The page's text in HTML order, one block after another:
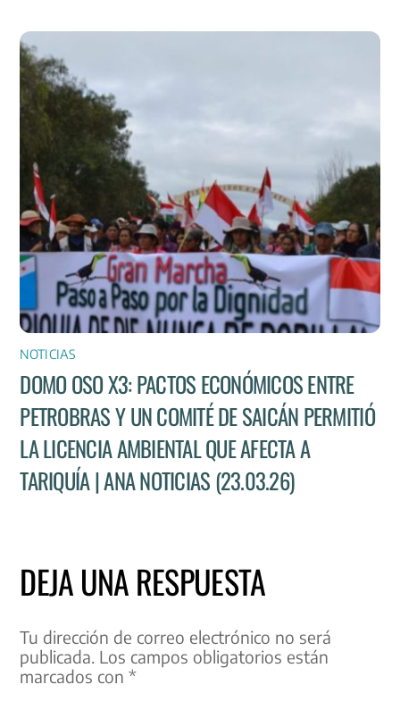
NOTICIAS
DOMO OSO X3: PACTOS ECONÓMICOS ENTRE
PETROBRAS Y UN COMITÉ DE SAICÁN PERMITIÓ
LA LICENCIA AMBIENTAL QUE AFECTA A
TARIQUÍA | ANA NOTICIAS (23.03.26)
DEJA UNA RESPUESTA
Tu dirección de correo electrónico no será
publicada. Los campos obligatorios están
marcados con*